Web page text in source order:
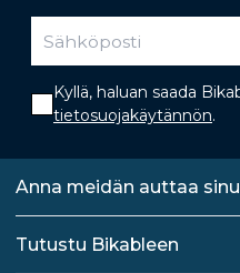
Kyllä, haluan saada
tietosuojakäytännön.
Anna meidän auttaa
Tutustu Bikableen